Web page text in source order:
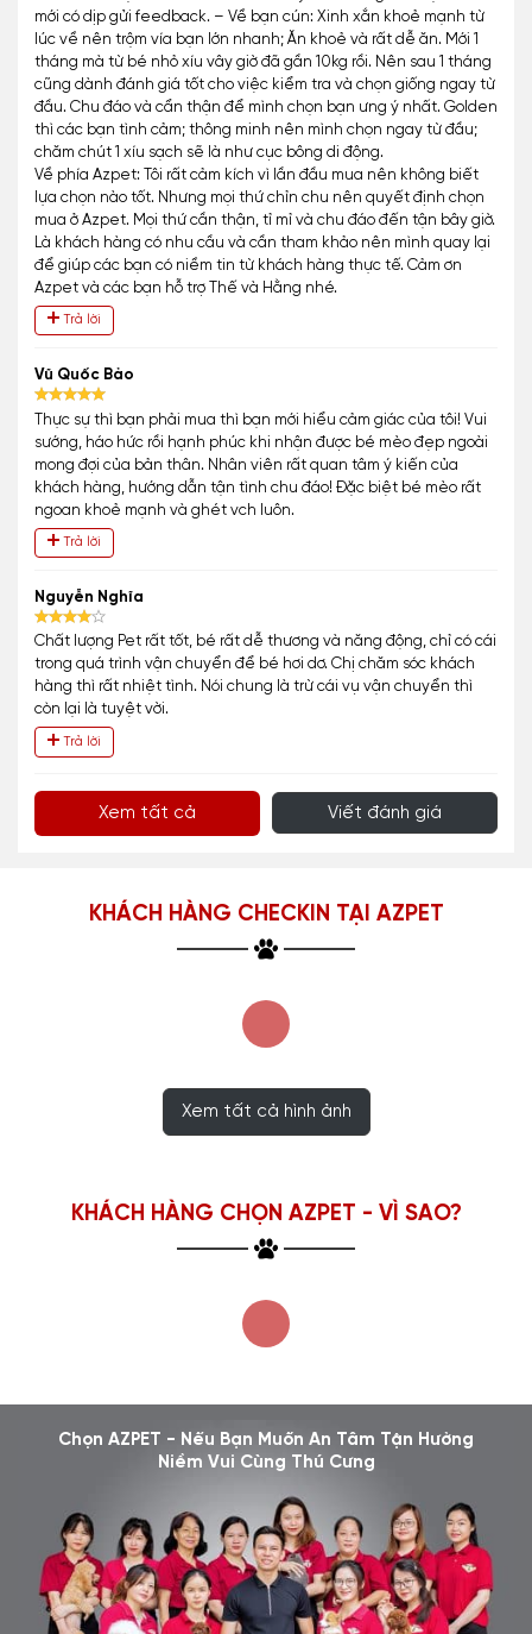
mới có dịp gửi feedback. – Về bạn cún: Xinh xắn khoẻ mạnh từ
lúc về nên trộm vía bạn lớn nhanh; Ăn khoẻ và rất dễ ăn. Mới 1
tháng mà từ bé nhỏ xíu vây giờ đã gần 10kg rồi. Nên sau 1 tháng
cũng dành đánh giá tốt cho việc kiểm tra và chọn giống ngay từ
đầu. Chu đáo và cẩn thận để mình chọn bạn ưng ý nhất. Golden
thì các bạn tình cảm; thông minh nên mình chọn ngay từ đầu;
chăm chút 1 xíu sạch sẽ là như cục bông di động.
Về phía Azpet: Tôi rất cảm kích vì lần đầu mua nên không biết
lựa chọn nào tốt. Nhưng mọi thứ chỉn chu nên quyết định chọn
mua ở Azpet. Mọi thứ cần thận, tỉ mỉ và chu đáo đến tận bây giờ.
Là khách hàng có nhu cầu và cần tham khảo nên mình quay lại
để giúp các bạn có niềm tin từ khách hàng thực tế. Cảm ơn
Azpet và các bạn hỗ trợ Thế và Hằng nhé.
Trả lời
Vũ Quốc Bảo
Thực sự thì bạn phải mua thì bạn mới hiểu cảm giác của tôi! Vui
sướng, háo hức rồi hạnh phúc khi nhận được bé mèo đẹp ngoài
mong đợi của bản thân. Nhân viên rất quan tâm ý kiến của
khách hàng, hướng dẫn tận tình chu đáo! Đặc biệt bé mèo rất
ngoan khoẻ mạnh và ghét vch luôn.
Trả lời
Nguyễn Nghĩa
Chất lượng Pet rất tốt, bé rất dễ thương và năng động, chỉ có cái
trong quá trình vận chuyển để bé hơi dơ. Chị chăm sóc khách
hàng thì rất nhiệt tình. Nói chung là trừ cái vụ vận chuyển thì
còn lại là tuyệt vời.
Trả lời
Xem tất cả Viết đánh giá
KHÁCH HÀNG CHECKIN TẠI AZPET
Xem tất cả hình ảnh
KHÁCH HÀNG CHỌN AZPET - VÌ SAO?
Chọn AZPET - Nếu Bạn Muốn An Tâm Tận Hưởng
Niềm Vui Cùng Thú Cưng